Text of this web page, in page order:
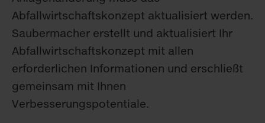
Abfallwirtschaftskonzept aktualisiert werden.
Saubermacher erstellt und aktualisiert Ihr
Abfallwirtschaftskonzept mit allen
erforderlichen Informationen und erschließt
gemeinsam mit Ihnen
Verbesserungspotentiale.